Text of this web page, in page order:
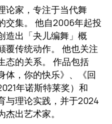
论家，专注于当代舞
交集。 他自2006年起投
造出「夬儿编舞」概
覆传统动作。 他也关注
态的关系。 作品包括
体，你的快乐》、《回
年诺斯特莱奖）和
与理论实践，并于2024
出艺术家。